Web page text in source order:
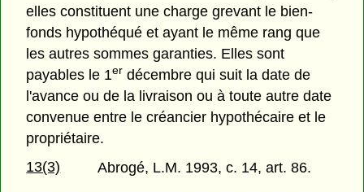
elles constituent une charge grevant le bien-
fonds hypothéqué et ayant le même rang que
les autres sommes garanties. Elles sont
payables le 1er décembre qui suit la date de
l'avance ou de la livraison ou à toute autre date
convenue entre le créancier hypothécaire et le
propriétaire.
13(3)
Abrogé, L.M. 1993, c. 14, art. 86.